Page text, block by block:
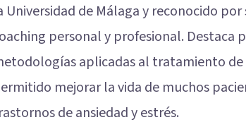
Universidad de Málaga y reconocido
personal y profesional. Destaca
aplicadas al tratamiento
mejorar la vida de muchos
de ansiedad y estrés.